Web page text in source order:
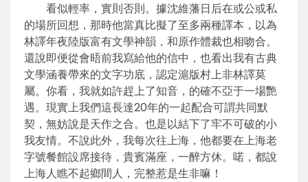
看似輕率，實則否則。據沈維藩日后在或公或私
的場所回想，那時他當真比擬了至多兩種譯本，以為
林譯年夜陸版富有文學神韻，和原作體裁也相吻合。
還說即便從會晤前我寫給他的信中，也看出我有古典
文學涵養帶來的文字功底，認定滬版村上非林譯莫
屬。你看，我就如許趕上了知音，的確不亞于一場艷
遇。現實上我們這長達20年的一起配合可謂共同默
契，無妨說是天作之合。也是以結下了牢不可破的小
我友情。不說此外，我每次往上海，他都要在上海老
字號餐館設席接待，貴賓滿座，一醉方休。喏，都說
上海人瞧不起鄉間人，完整惹是生非嘛！